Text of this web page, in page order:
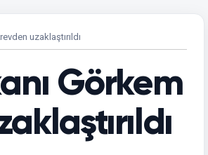
uzaklaştırıldı
Görkem